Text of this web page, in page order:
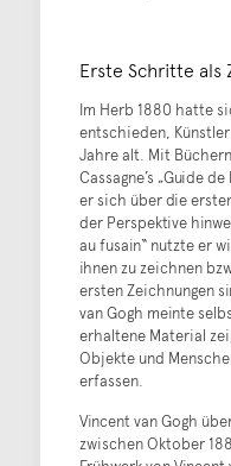
Erste Schritte als
Im Herb 1880 hatte
entschieden,
Jahre alt. Mit
Cassagne’s „Guide
er sich über die
der Perspektive
au fusain“ nutzte er
ihnen zu zeichnen
ersten Zeichnungen
van Gogh meinte
erhaltene Material
Objekte und
erfassen.
Vincent van Gogh
zwischen Oktober